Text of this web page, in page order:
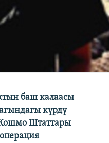
баш калаасы
күрдү
Кошмо Штаттары